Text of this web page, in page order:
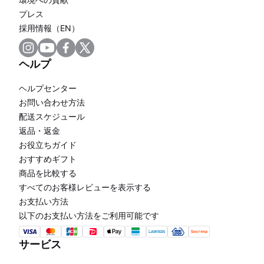
プレス
採用情報（EN）
ヘルプ
ヘルプセンター
お問い合わせ方法
配送スケジュール
返品・返金
お役立ちガイド
おすすめギフト
商品を比較する
すべてのお客様レビューを表示する
お支払い方法
以下のお支払い方法をご利用可能です
サービス